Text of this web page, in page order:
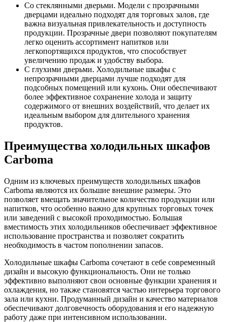
Со стеклянными дверьми. Модели с прозрачными
дверцами идеально подходят для торговых залов, где
важна визуальная привлекательность и доступность
продукции. Прозрачные двери позволяют покупателям
легко оценить ассортимент напитков или
легкопортящихся продуктов, что способствует
увеличению продаж и удобству выбора.
С глухими дверьми. Холодильные шкафы с
непрозрачными дверцами лучше подходят для
подсобных помещений или кухонь. Они обеспечивают
более эффективное сохранение холода и защиту
содержимого от внешних воздействий, что делает их
идеальным выбором для длительного хранения
продуктов.
Преимущества холодильных шкафов
Carboma
Одним из ключевых преимуществ холодильных шкафов
Carboma являются их большие внешние размеры. Это
позволяет вмещать значительное количество продукции или
напитков, что особенно важно для крупных торговых точек
или заведений с высокой проходимостью. Большая
вместимость этих холодильников обеспечивает эффективное
использование пространства и позволяет сократить
необходимость в частом пополнении запасов.
Холодильные шкафы Carboma сочетают в себе современный
дизайн и высокую функциональность. Они не только
эффективно выполняют свои основные функции хранения и
охлаждения, но также становятся частью интерьера торгового
зала или кухни. Продуманный дизайн и качество материалов
обеспечивают долговечность оборудования и его надежную
работу даже при интенсивном использовании.